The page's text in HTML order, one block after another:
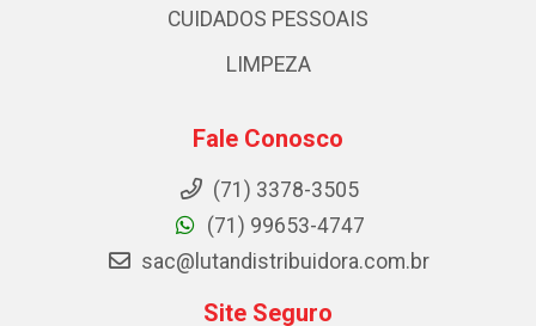
CUIDADOS PESSOAIS
LIMPEZA
Fale Conosco
(71) 3378-3505
(71) 99653-4747
sac@lutandistribuidora.com.br
Site Seguro